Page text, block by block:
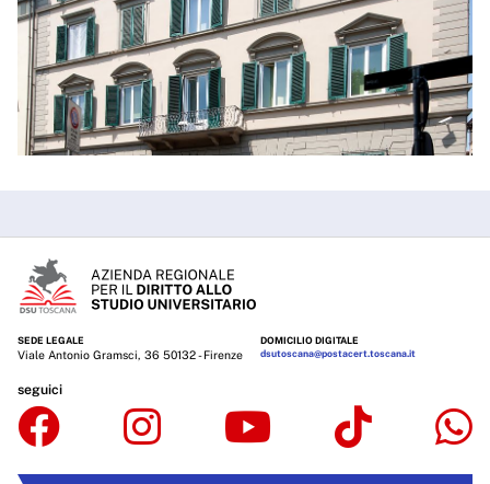
SEDE LEGALE
Viale Antonio Gramsci, 36 50132 - Firenze
DOMICILIO DIGITALE
dsutoscana@postacert.toscana.it
seguici